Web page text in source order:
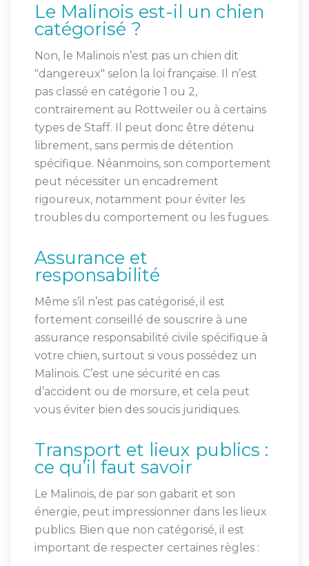
Le Malinois est-il un chien
catégorisé ?
Non, le Malinois n’est pas un chien dit
"dangereux" selon la loi française. Il n’est
pas classé en catégorie 1 ou 2,
contrairement au Rottweiler ou à certains
types de Staff. Il peut donc être détenu
librement, sans permis de détention
spécifique. Néanmoins, son comportement
peut nécessiter un encadrement
rigoureux, notamment pour éviter les
troubles du comportement ou les fugues.
Assurance et
responsabilité
Même s’il n’est pas catégorisé, il est
fortement conseillé de souscrire à une
assurance responsabilité civile spécifique à
votre chien, surtout si vous possédez un
Malinois. C’est une sécurité en cas
d’accident ou de morsure, et cela peut
vous éviter bien des soucis juridiques.
Transport et lieux publics :
ce qu’il faut savoir
Le Malinois, de par son gabarit et son
énergie, peut impressionner dans les lieux
publics. Bien que non catégorisé, il est
important de respecter certaines règles :